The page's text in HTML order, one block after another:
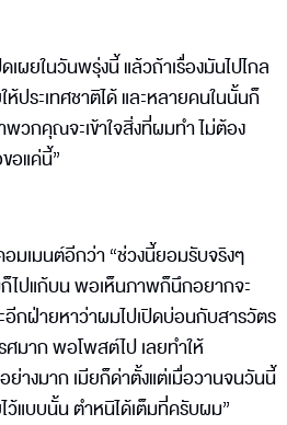
ผยในวันพรุ่งนี้ แล้วถ้าเรื่องมันไปไกล
ประเทศชาติได้ และหลายคนในนั้นก็
วกคุณจะเข้าใจสิ่งที่ผมทำ ไม่ต้อง
อแค่นี้”
มเมนต์อีกว่า “ช่วงนี้ยอมรับจริงๆ
ไปแก้บน พอเห็นภาพก็นึกอยากจะ
อีกฝ่ายหาว่าผมไปเปิดบ่อนกับสารวัตร
ศมาก พอโพสต์ไป เลยทำให้
างมาก เมียก็ด่าตั้งแต่เมื่อวานจนวันนี้
แบบนั้น ตำหนิได้เต็มที่ครับผม”